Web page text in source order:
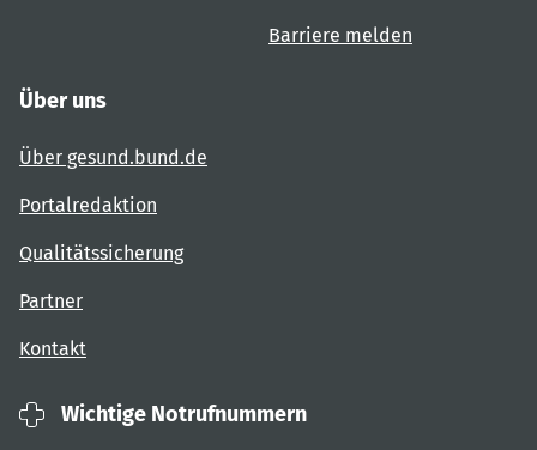
Barriere melden
Über uns
Über gesund.bund.de
Portalredaktion
Qualitätssicherung
Partner
Kontakt
Wichtige Notrufnummern